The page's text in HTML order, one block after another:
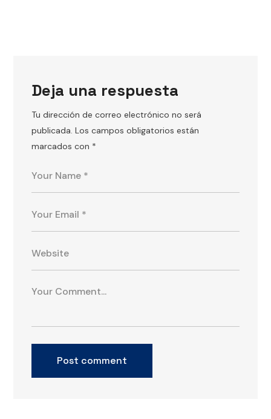
Deja una respuesta
Tu dirección de correo electrónico no será
publicada. Los campos obligatorios están
marcados con *